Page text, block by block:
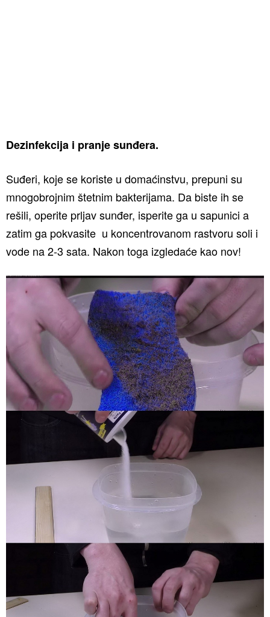
Dezinfekcija i pranje sunđera.
Suđeri, koje se koriste u domaćinstvu, prepuni su
mnogobrojnim štetnim bakterijama. Da biste ih se
rešili, operite prljav sunđer, isperite ga u sapunici a
zatim ga pokvasite u koncentrovanom rastvoru soli i
vode na 2-3 sata. Nakon toga izgledaće kao nov!